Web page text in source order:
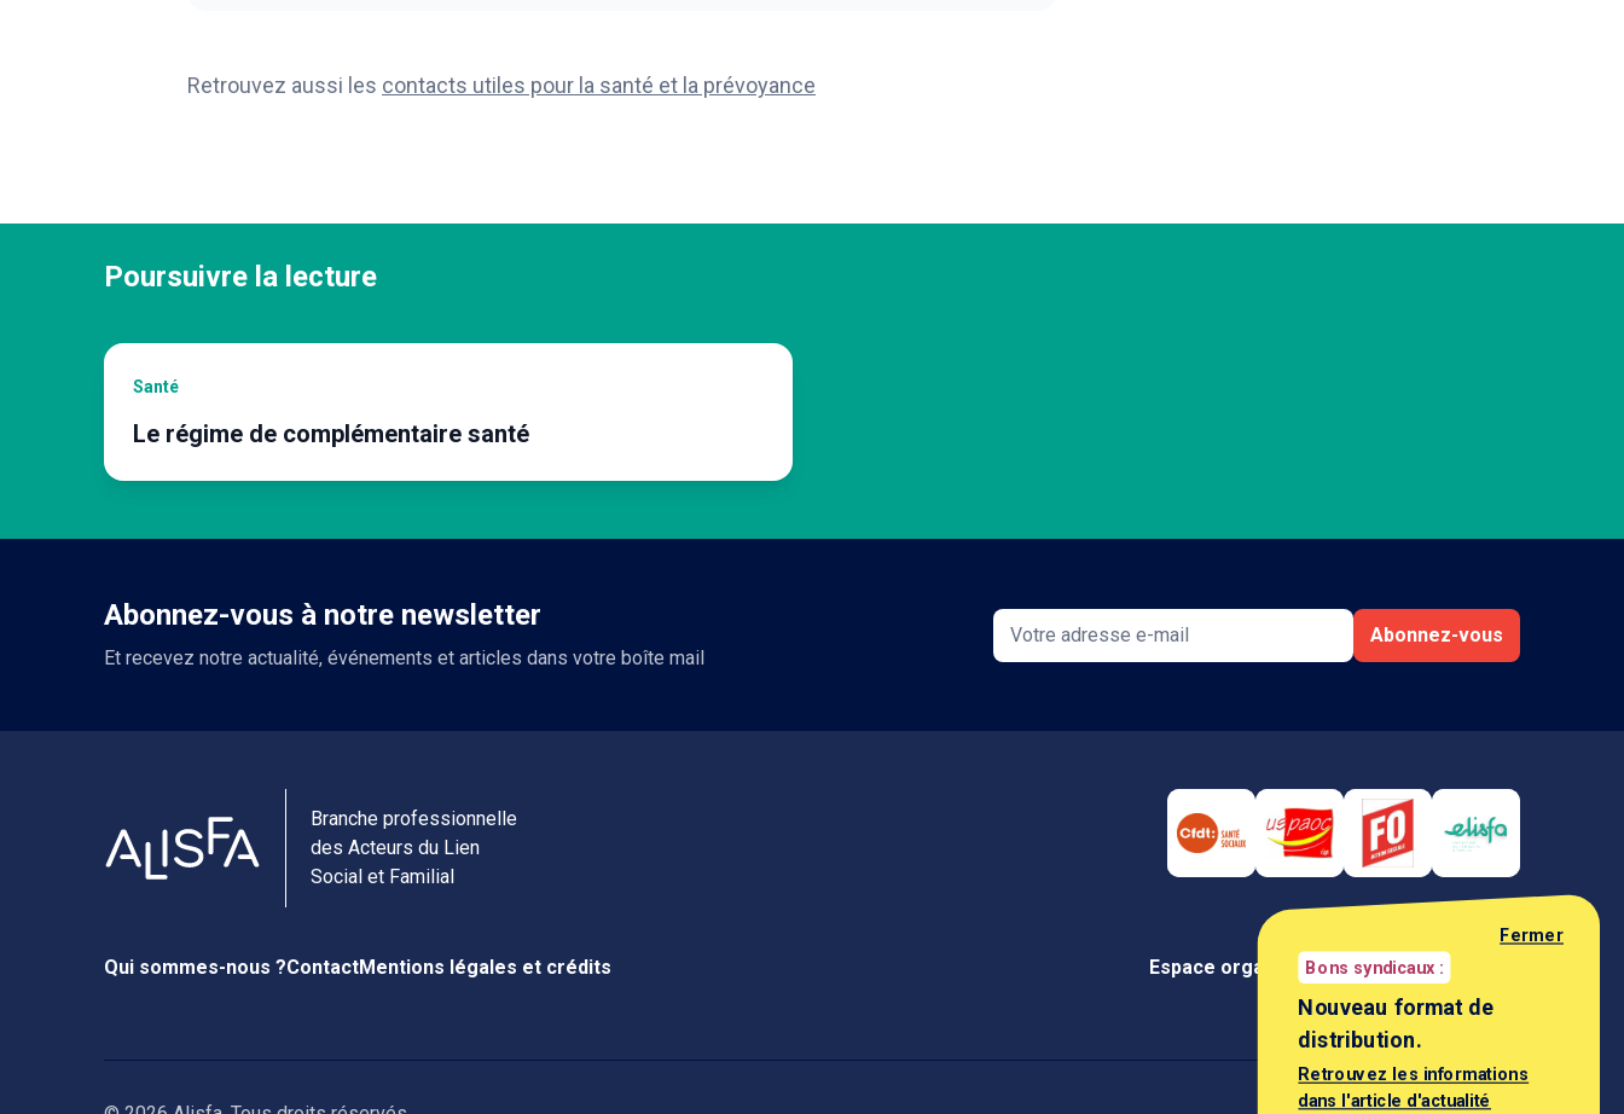
Retrouvez aussi les contacts utiles pour la santé et la prévoyance
Poursuivre la lecture
Santé
Le régime de complémentaire santé
Abonnez-vous à notre newsletter
Et recevez notre actualité, événements et articles dans votre boîte mail
Abonnez-vous
Branche professionnelle
des Acteurs du Lien
Social et Familial
Qui sommes-nous ?ContactMentions légales et crédits Espace organisationEspace négociateur
Fermer
Bons syndicaux :
Nouveau format de
distribution.
Retrouvez les informations
dans l'article d'actualité